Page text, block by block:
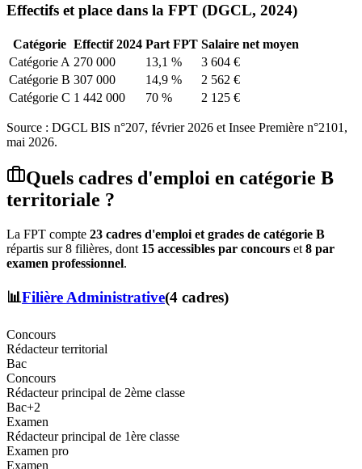
Effectifs et place dans la FPT (DGCL, 2024)
Catégorie Effectif 2024 Part FPT Salaire net moyen
Catégorie A 270 000 13,1 %
3 604 €
Catégorie B 307 000 14,9 %
2 562 €
Catégorie C 1 442 000 70 % 2 125 €
Source : DGCL BIS n°207, février 2026 et Insee Première n°2101,
mai 2026.
Quels cadres d'emploi en catégorie B
territoriale ?
La FPT compte 23 cadres d'emploi et grades de catégorie B
répartis sur 8 filières, dont 15 accessibles par concours et 8 par
examen professionnel.
📊Filière Administrative(4 cadres)
Concours
Rédacteur territorial
Bac
Concours
Rédacteur principal de 2ème classe
Bac+2
Examen
Rédacteur principal de 1ère classe
Examen pro
Examen